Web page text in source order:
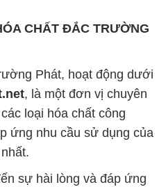
CHẤT ĐẮC TRƯỜNG
Phát, hoạt động dưới
, là một đơn vị chuyên
loại hóa chất công
ứng nhu cầu sử dụng của
sự hài lòng và đáp ứng